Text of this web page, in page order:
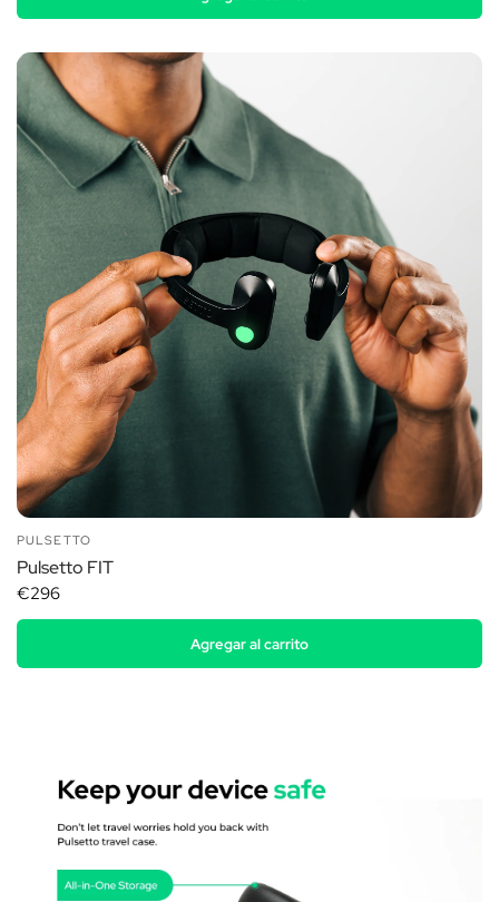
PULSETTO
Pulsetto FIT
€296
Agregar al carrito